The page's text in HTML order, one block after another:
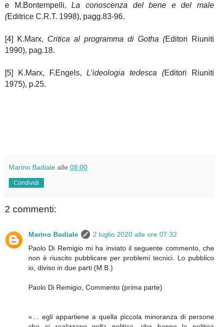
e M.Bontempelli,La conoscenza del bene e del male
(Editrice C.R.T. 1998), pagg.83-96.
[4] K.Marx, Critica al programma di Gotha (Editori Riuniti
1990), pag.18.
[5] K.Marx, F.Engels, L’ideologia tedesca (Editori Riuniti
1975), p.25.
Marino Badiale alle 08:00
Condividi
2 commenti:
Marino Badiale
2 luglio 2020 alle ore 07:32
Paolo Di Remigio mi ha inviato il seguente commento, che
non è riuscito pubblicare per problemi tecnici. Lo pubblico
io, diviso in due parti (M.B.)
Paolo Di Remigio, Commento (prima parte)
«… egli appartiene a quella piccola minoranza di persone